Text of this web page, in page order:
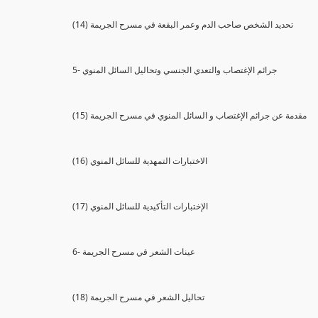
(14) تحديد الشخص صاحب الدم وعمر البقعة في مسرح الجريمة
5- جرائم الإغتصاب والتعدي الجنسي وتحاليل السائل المنوي
(15) مقدمة عن جرائم الإغتصاب و السائل المنوي في مسرح الجريمة
(16) الاختبارات التمهدية للسائل المنوي
(17) الإختبارات التأكيدية للسائل المنوي
6- عينات الشعر في مسرح الجريمة
(18) تحاليل الشعر في مسرح الجريمة